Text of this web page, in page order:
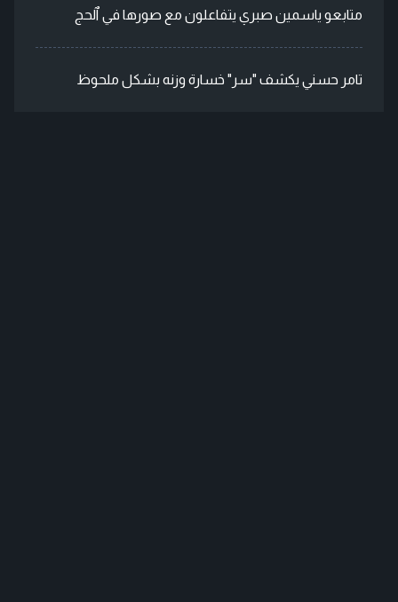
متابعو ياسمين صبري يتفاعلون مع صورها في ٱلحج
تامر حسني يكشف "سر" خسارة وزنه بشكل ملحوظ